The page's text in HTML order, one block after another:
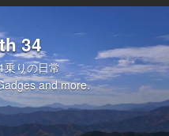
34
乗りの日常
and more.